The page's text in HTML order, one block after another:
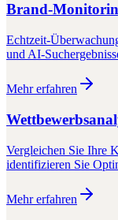
Brand-
Echtzeit-
und AI-
Mehr erfahren
Vergleichen Sie Ihre
identifizieren Sie
Mehr erfahren